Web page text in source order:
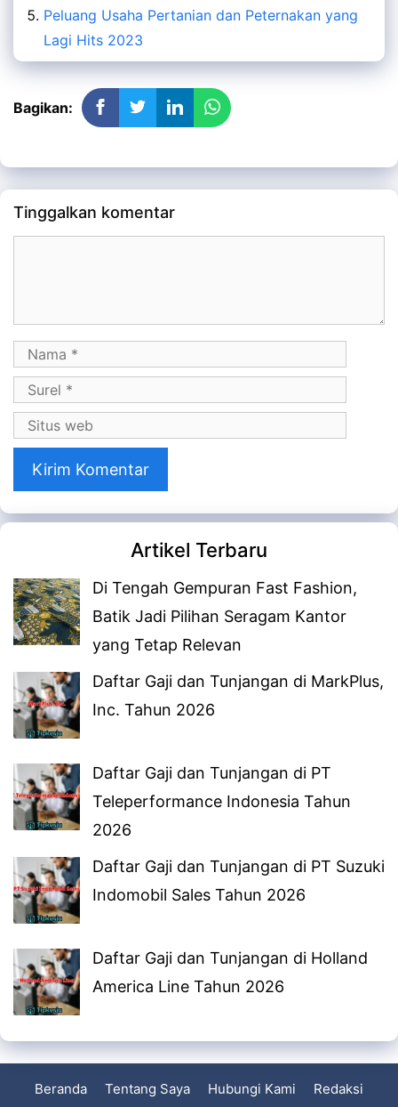
Peluang Usaha Pertanian dan Peternakan yang
Lagi Hits 2023
Bagikan:
Tinggalkan komentar
Nama
Surel
Situs
web
Artikel Terbaru
Di Tengah Gempuran Fast Fashion,
Batik Jadi Pilihan Seragam Kantor
yang Tetap Relevan
Daftar Gaji dan Tunjangan di MarkPlus,
Inc. Tahun 2026
Daftar Gaji dan Tunjangan di PT
Teleperformance Indonesia Tahun
2026
Daftar Gaji dan Tunjangan di PT Suzuki
Indomobil Sales Tahun 2026
Daftar Gaji dan Tunjangan di Holland
America Line Tahun 2026
Beranda Tentang Saya Hubungi Kami Redaksi